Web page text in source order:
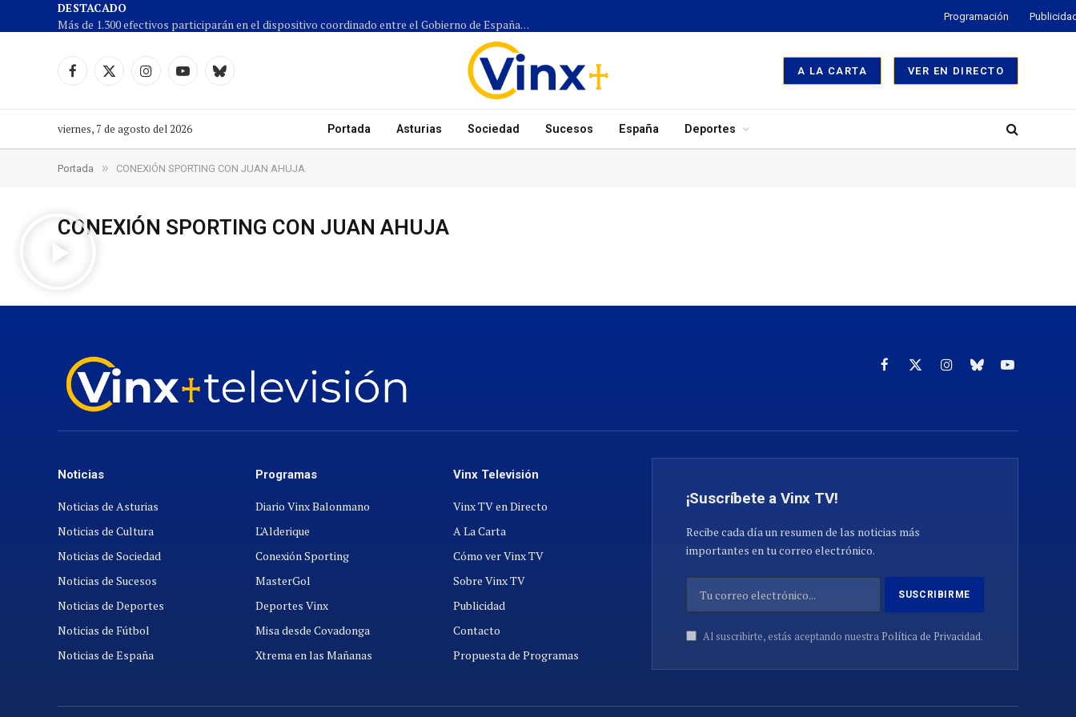
DESTACADO
Más de 1.300 efectivos participarán en el dispositivo coordinado entre el Gobierno de España, el Principado de Asturias y los ayuntamientos para el eclipse del 12 de agosto
Programación
Facebook
X
InstagramYouTubeCielo
A LA CARTA VER EN DIRECTO
viernes, 7 de agosto del 2026 Portada Asturias Sociedad Sucesos España Deportes
Portada » CONEXIÓN SPORTING CON JUAN AHUJA
CONEXIÓN SPORTING CON JUAN AHUJA
Facebook
X
Instagram
Cielo YouTube
Noticias
Noticias de Asturias
Noticias de Cultura
Noticias de Sociedad
Noticias de Sucesos
Noticias de Deportes
Noticias de Fútbol
Noticias de España
Programas
Diario Vinx Balonmano
L'Alderique
Conexión Sporting
MasterGol
Deportes Vinx
Misa desde Covadonga
Xtrema en las Mañanas
Vinx Televisión
Vinx TV en Directo
A La Carta
Cómo ver Vinx TV
Sobre Vinx TV
Publicidad
Contacto
Propuesta de Programas
¡Suscríbete a Vinx TV!
Recibe cada día un resumen de las noticias más
importantes en tu correo electrónico.
Al suscribirte, estás aceptando nuestra Política de Privacidad.